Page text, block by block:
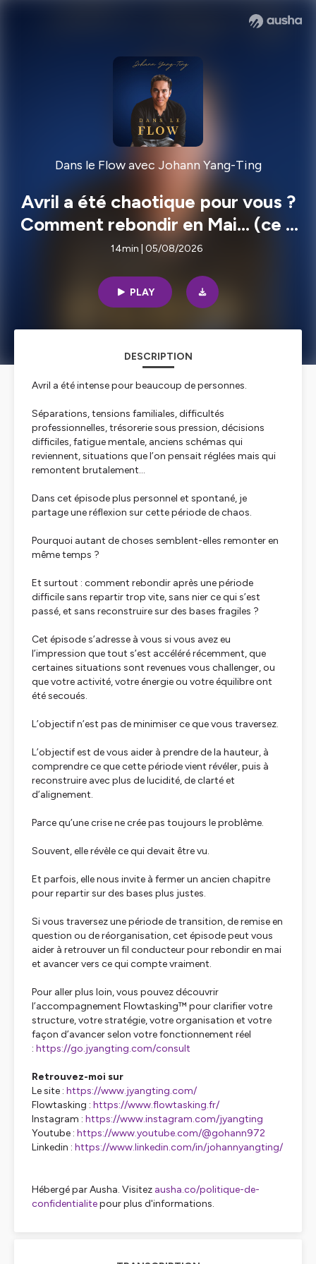
Dans le Flow avec Johann Yang-Ting
Avril a été chaotique pour vous ?
Comment rebondir en Mai... (ce à
quoi nous invite cette période)
14min | 05/08/2026
PLAY
DESCRIPTION
Avril a été intense pour beaucoup de personnes.
Séparations, tensions familiales, difficultés
professionnelles, trésorerie sous pression, décisions
difficiles, fatigue mentale, anciens schémas qui
reviennent, situations que l’on pensait réglées mais qui
remontent brutalement…
Dans cet épisode plus personnel et spontané, je
partage une réflexion sur cette période de chaos.
Pourquoi autant de choses semblent-elles remonter en
même temps ?
Et surtout : comment rebondir après une période
difficile sans repartir trop vite, sans nier ce qui s’est
passé, et sans reconstruire sur des bases fragiles ?
Cet épisode s’adresse à vous si vous avez eu
l’impression que tout s’est accéléré récemment, que
certaines situations sont revenues vous challenger, ou
que votre activité, votre énergie ou votre équilibre ont
été secoués.
L’objectif n’est pas de minimiser ce que vous traversez.
L’objectif est de vous aider à prendre de la hauteur, à
comprendre ce que cette période vient révéler, puis à
reconstruire avec plus de lucidité, de clarté et
d’alignement.
Parce qu’une crise ne crée pas toujours le problème.
Souvent, elle révèle ce qui devait être vu.
Et parfois, elle nous invite à fermer un ancien chapitre
pour repartir sur des bases plus justes.
Si vous traversez une période de transition, de remise en
question ou de réorganisation, cet épisode peut vous
aider à retrouver un fil conducteur pour rebondir en mai
et avancer vers ce qui compte vraiment.
Pour aller plus loin, vous pouvez découvrir
l’accompagnement Flowtasking™ pour clarifier votre
structure, votre stratégie, votre organisation et votre
façon d’avancer selon votre fonctionnement réel
: https://go.jyangting.com/consult
Retrouvez-moi sur
Le site : https://www.jyangting.com/
Flowtasking : https://www.flowtasking.fr/
Instagram : https://www.instagram.com/jyangting
Youtube : https://www.youtube.com/@gohann972
Linkedin : https://www.linkedin.com/in/johannyangting/
Hébergé par Ausha. Visitez ausha.co/politique-de-
confidentialitepour plus d'informations.